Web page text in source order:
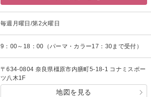
毎週月曜日/第2火曜日
9：00～18：00（パーマ・カラー17：30まで受付）
〒634-0804 奈良県橿原市内膳町5-18-1 コナミスポー
ツ八木1F
地図を見る